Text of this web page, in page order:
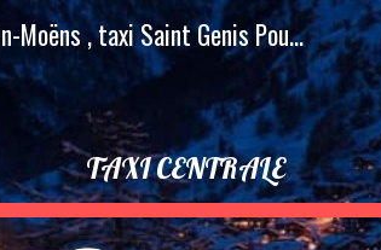
Skip to main
Taxi Prévessin-Moëns , taxi Saint Genis Pouilly , taxi Ferney Voltaire , taxi Pays de Gex
TAXI CENTRALE